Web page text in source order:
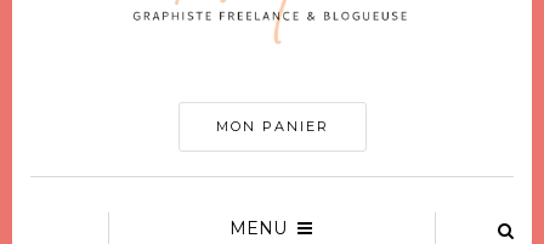
MON PANIER
MENU